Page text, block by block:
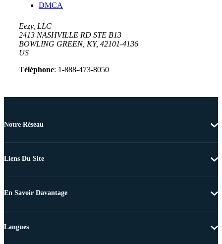
DMCA
Eezy, LLC
2413 NASHVILLE RD STE B13
BOWLING GREEN, KY, 42101-4136
US
Téléphone: 1-888-473-8050
Notre Réseau
Liens Du Site
En Savoir Davantage
Langues